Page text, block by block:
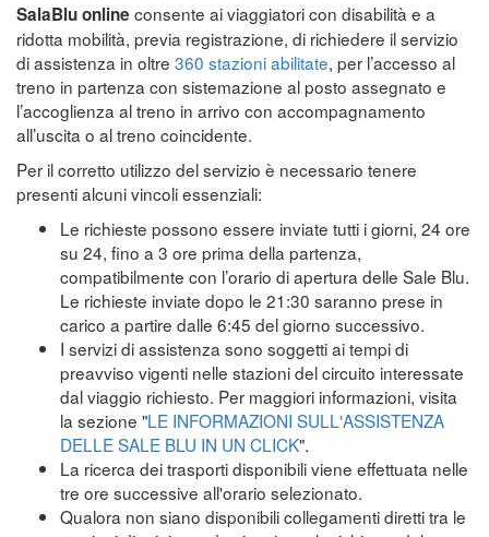
SalaBlu online consente ai viaggiatori con disabilità e a
ridotta mobilità, previa registrazione, di richiedere il servizio
di assistenza in oltre 360 stazioni abilitate, per l’accesso al
treno in partenza con sistemazione al posto assegnato e
l’accoglienza al treno in arrivo con accompagnamento
all’uscita o al treno coincidente.
Per il corretto utilizzo del servizio è necessario tenere
presenti alcuni vincoli essenziali:
Le richieste possono essere inviate tutti i giorni, 24 ore
su 24, fino a 3 ore prima della partenza,
compatibilmente con l’orario di apertura delle Sale Blu.
Le richieste inviate dopo le 21:30 saranno prese in
carico a partire dalle 6:45 del giorno successivo.
I servizi di assistenza sono soggetti ai tempi di
preavviso vigenti nelle stazioni del circuito interessate
dal viaggio richiesto. Per maggiori informazioni, visita
la sezione "LE INFORMAZIONI SULL'ASSISTENZA
DELLE SALE BLU IN UN CLICK".
La ricerca dei trasporti disponibili viene effettuata nelle
tre ore successive all'orario selezionato.
Qualora non siano disponibili collegamenti diretti tra le